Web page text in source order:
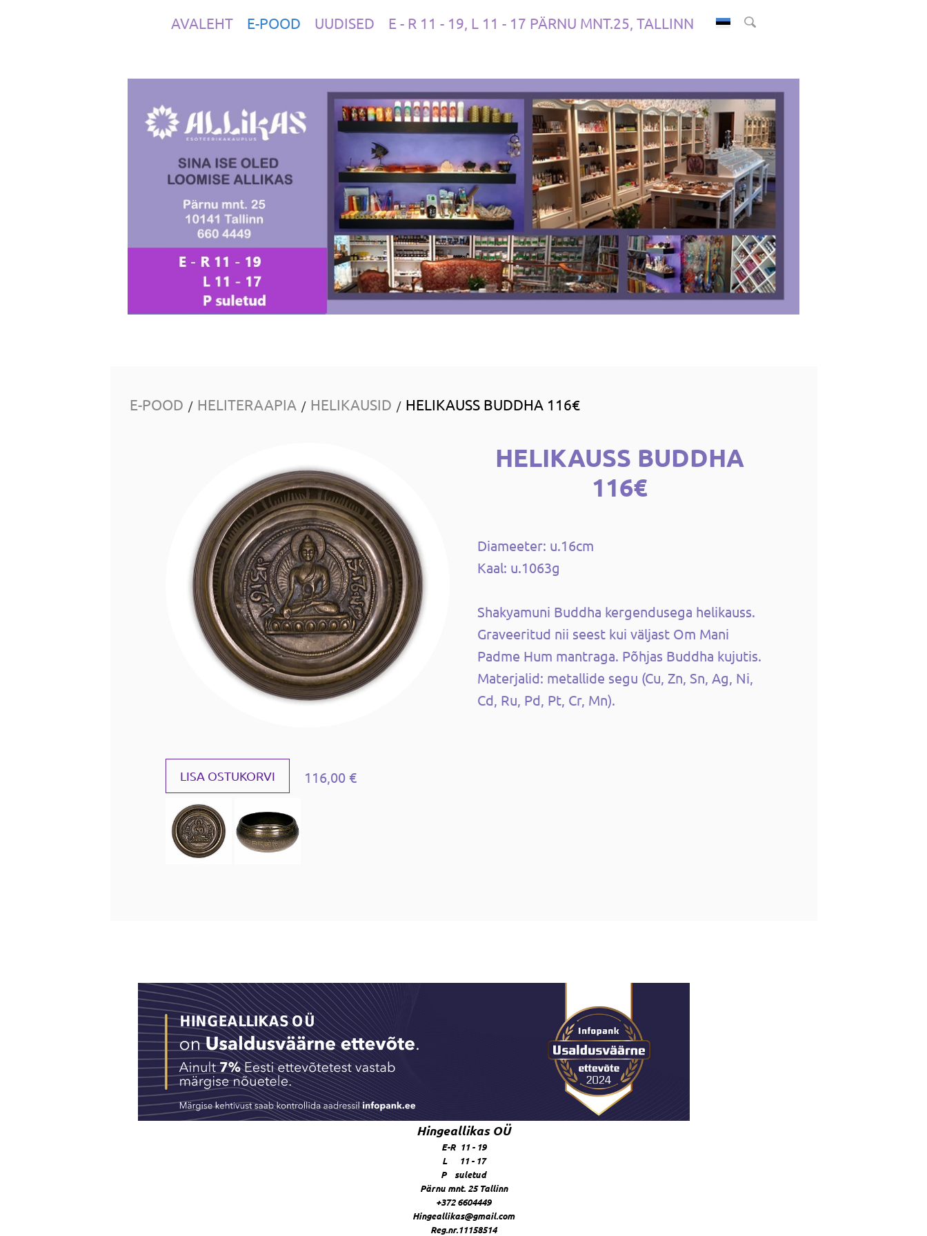
AVALEHT E-POOD UUDISED E - R 11 - 19, L 11 - 17 PÄRNU MNT.25, TALLINN
E-POOD / HELITERAAPIA / HELIKAUSID / HELIKAUSS BUDDHA 116€
LISA OSTUKORVI 116,00 €
HELIKAUSS BUDDHA
116€
Diameeter: u.16cm
Kaal: u.1063g
Shakyamuni Buddha kergendusega helikauss.
Graveeritud nii seest kui väljast Om Mani
Padme Hum mantraga. Põhjas Buddha kujutis.
Materjalid: metallide segu (Cu, Zn, Sn, Ag, Ni,
Cd, Ru, Pd, Pt, Cr, Mn).
Hingeallikas OÜ
E-R 11 - 19
L 11 - 17
P suletud
Pärnu mnt. 25 Tallinn
+372 6604449
Hingeallikas@gmail.com
Reg.nr.11158514